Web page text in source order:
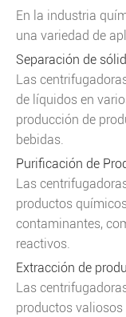
En la industria
una variedad de
Separación de
Las
de líquidos en
producción de
bebidas.
Purificación de
Las
productos
contaminantes,
reactivos.
Extracción de
Las
productos